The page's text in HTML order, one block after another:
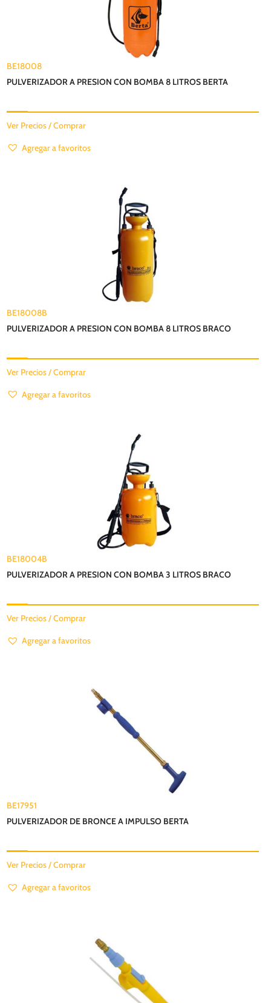
BE18008
PULVERIZADOR A PRESION CON BOMBA 8 LITROS BERTA
Ver Precios / Comprar
Agregar a favoritos
BE18008B
PULVERIZADOR A PRESION CON BOMBA 8 LITROS BRACO
Ver Precios / Comprar
Agregar a favoritos
BE18004B
PULVERIZADOR A PRESION CON BOMBA 3 LITROS BRACO
Ver Precios / Comprar
Agregar a favoritos
BE17951
PULVERIZADOR DE BRONCE A IMPULSO BERTA
Ver Precios / Comprar
Agregar a favoritos